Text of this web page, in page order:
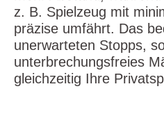
z. B. Spielzeug mit
präzise umfährt. Das
unerwarteten Stopps,
unterbrechungsfreies
gleichzeitig Ihre